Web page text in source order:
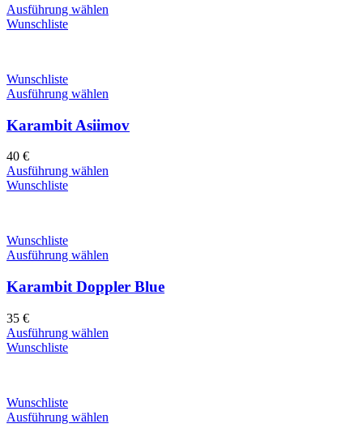
Ausführung wählen
Wunschliste
Wunschliste
Ausführung wählen
Karambit Asiimov
40 €
Ausführung wählen
Wunschliste
Wunschliste
Ausführung wählen
Karambit Doppler Blue
35 €
Ausführung wählen
Wunschliste
Wunschliste
Ausführung wählen